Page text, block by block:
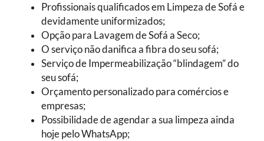
Profissionais qualificados em Limpeza de Sofá e
devidamente uniformizados;
Opção para Lavagem de Sofá a Seco;
O serviço não danifica a fibra do seu sofá;
Serviço de Impermeabilização “blindagem” do
seu sofá;
Orçamento personalizado para comércios e
empresas;
Possibilidade de agendar a sua limpeza ainda
hoje pelo WhatsApp;